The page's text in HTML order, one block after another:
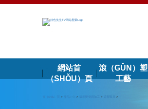
網站首
（SHǑU）頁
滾（GǓN）塑
工藝
> > > >